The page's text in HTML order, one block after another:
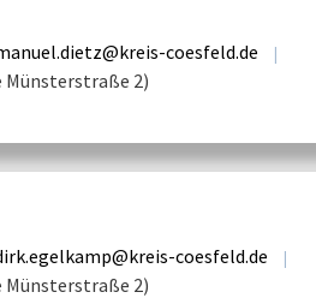
coesfeld.de |
2)
coesfeld.de |
2)